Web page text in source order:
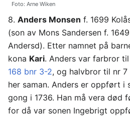
Foto: Arne Wiken
8. Anders Monsen f. 1699
(son av Mons Sandersen f.
Andersd). Etter namnet på
kona Kari. Anders var farbror
168 bnr 3-2, og halvbror til nr
her saman. Anders er oppført i
gong i 1736. Han må vera død
for då var sonen Ingebrigt